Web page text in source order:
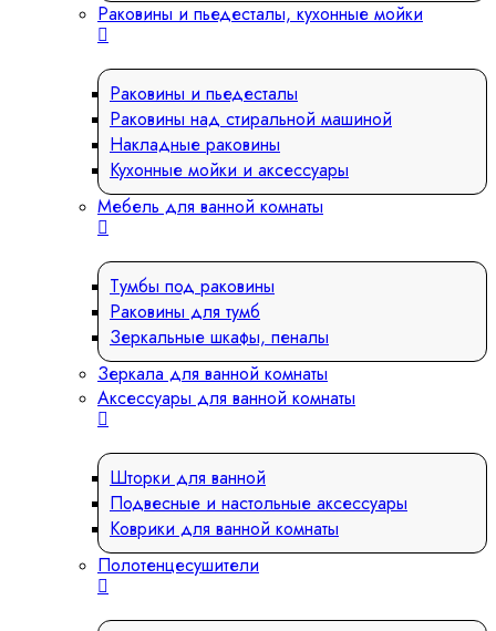
Раковины и пьедесталы, кухонные мойки
Раковины и пьедесталы
Раковины над стиральной машиной
Накладные раковины
Кухонные мойки и аксессуары
Мебель для ванной комнаты
Тумбы под раковины
Раковины для тумб
Зеркальные шкафы, пеналы
Зеркала для ванной комнаты
Аксессуары для ванной комнаты
Шторки для ванной
Подвесные и настольные аксессуары
Коврики для ванной комнаты
Полотенцесушители